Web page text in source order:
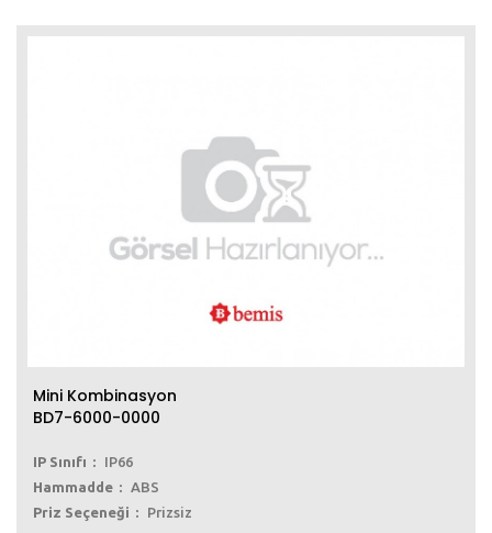
Mini Kombinasyon
BD7-6000-0000
IP Sınıfı
IP66
Hammadde
ABS
Priz Seçeneği
Prizsiz